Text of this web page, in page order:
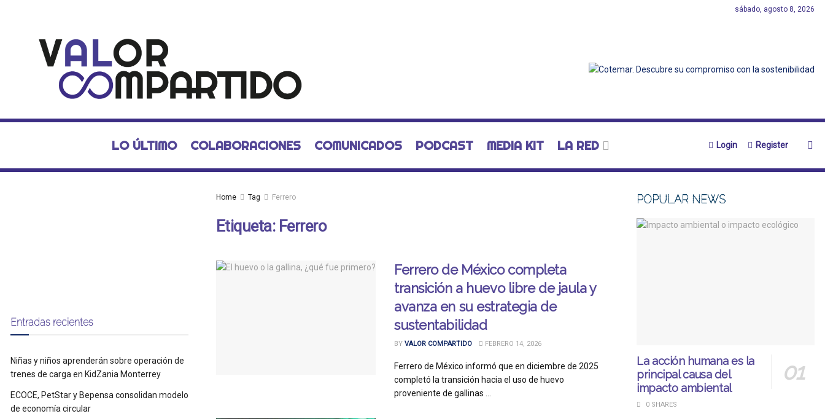
sábado, agosto 8, 2026
LO ÚLTIMO COLABORACIONES COMUNICADOS PODCAST MEDIA KIT LA RED Login Register
Home Tag Ferrero
Etiqueta: Ferrero
Ferrero de México completa
transición a huevo libre de jaula y
avanza en su estrategia de
sustentabilidad
BY VALOR COMPARTIDO FEBRERO 14, 2026
Ferrero de México informó que en diciembre de 2025
completó la transición hacia el uso de huevo
proveniente de gallinas ...
Entradas recientes
Niñas y niños aprenderán sobre operación de
trenes de carga en KidZania Monterrey
ECOCE, PetStar y Bepensa consolidan modelo
de economía circular
POPULAR NEWS
La acción humana es la
principal causa del
impacto ambiental
0 SHARES